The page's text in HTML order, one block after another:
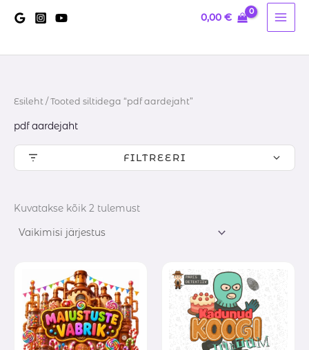
0,00€
Esileht / Tooted siltidega “pdf aardejaht”
pdf aardejaht
FILTREERI
Kuvatakse kõik 2 tulemust
Hinnavahemik:
11,00 €
kuni
16,00 €
0,20 €
kuni
15,00 €